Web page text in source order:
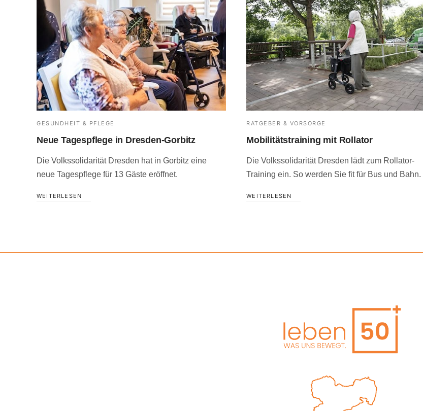
GESUNDHEIT & PFLEGE
Neue Tagespflege in Dresden-Gorbitz
Die Volkssolidarität Dresden hat in Gorbitz eine
neue Tagespflege für 13 Gäste eröffnet.
WEITERLESEN
RATGEBER & VORSORGE
Mobilitätstraining mit Rollator
Die Volkssolidarität Dresden lädt zum Rollator-
Training ein. So werden Sie fit für Bus und Bahn.
WEITERLESEN